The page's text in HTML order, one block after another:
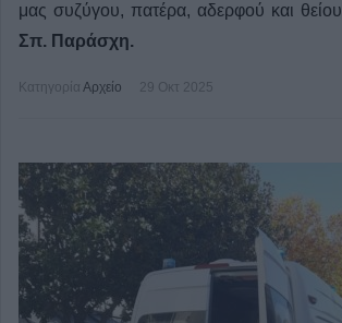
μας συζύγου, πατέρα, αδερφού και θείου
Σπ. Παράσχη.
Κατηγορία Αρχείο 29 Οκτ 2025